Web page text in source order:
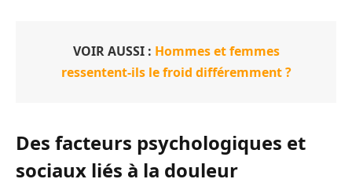
VOIR AUSSI : Hommes et femmes
ressentent-ils le froid différemment ?
Des facteurs psychologiques et
sociaux liés à la douleur